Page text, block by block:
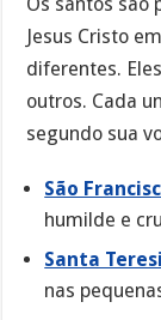
Jesus Cristo
diferentes.
outros. Cada
segundo sua
São
humilde e
Santa
nas